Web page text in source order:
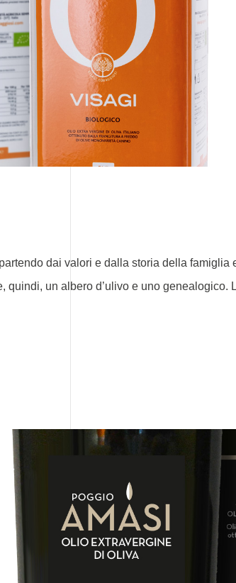
dai valori e dalla storia della
un albero d’ulivo e uno genealogico.